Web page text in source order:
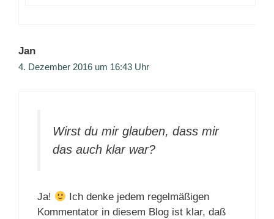
Jan
4. Dezember 2016 um 16:43 Uhr
Wirst du mir glauben, dass mir
das auch klar war?
Ja!
Ich denke jedem regelmäßigen
Kommentator in diesem Blog ist klar, daß